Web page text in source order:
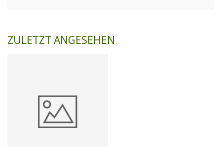
ZULETZT ANGESEHEN